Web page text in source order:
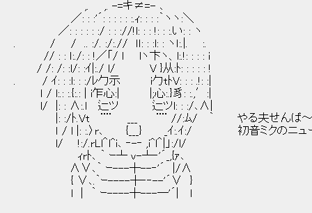
,. ,. -=キ≠=- ､
／: : :'´: : : : : :.ｨ: : : :｀ヽヽ:＼
／: : : : : :/ : : ://!l: : : !: : :.い: : ヽ
. / / .. :/. :/:.// ｌｌ: : :l: : ヽｌ:.|. :.
// : : ｌ:./: : !／「/ l lヽ卞ヽ、l:.!: : : : i
/ /: /: :l/: :ｲ|:./ l/ V }从:ﾄ: : : : : !
. / ｲ: : :l: : :/ﾚ勹示 i勹tﾄV: : : .!: :|
ｌ / l:.: :.{:.: | i乍心:| |;心:.}豸: :.,′:|
l/ |: : ∧:.l 辷ツ 辷ツl: : :/､∧|
|: :/ﾄ.Vt ¨¨ ___ ¨¨ //:ﾑ/ ｀ やる夫せんぱ～
ｌ / l |: :.〉r､ {___} _ｲ:.ｲ:/ 初音ミクのニューシング
l/ !:/.rLl＾l^i､ ‐-‐ ,i^l＾|」:/l/
ｨrﾄ､ ｀ ｰ┴ v-┴‐'´_,{ｧ､
∧∨､｀ ｰ---┼--‐'´ |/∧
{ ∨､.｀ｰ----┼‐‐--'´∨ }
l | ｀ ｰ----┼---─'´| l